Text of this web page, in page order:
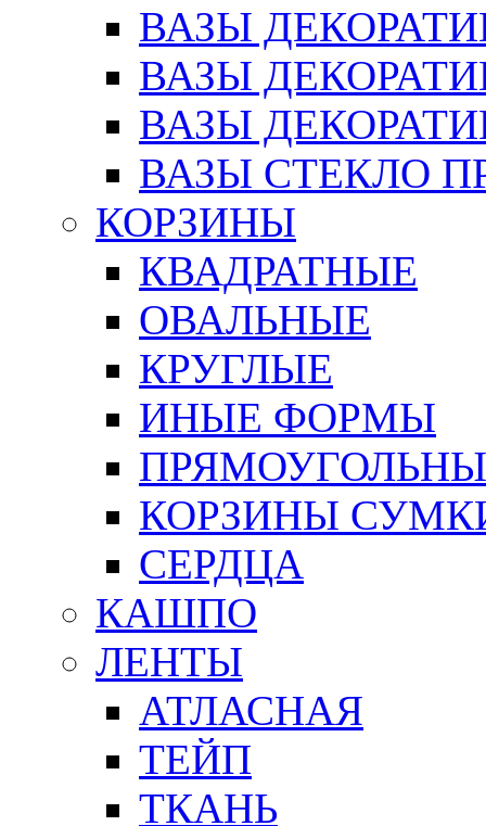
ВАЗЫ
ВАЗЫ
ВАЗЫ
ВАЗЫ СТЕКЛО
КОРЗИНЫ
КВАДРАТНЫЕ
ОВАЛЬНЫЕ
КРУГЛЫЕ
ИНЫЕ ФОРМЫ
КОРЗИНЫ
СЕРДЦА
КАШПО
ЛЕНТЫ
АТЛАСНАЯ
ТЕЙП
ТКАНЬ